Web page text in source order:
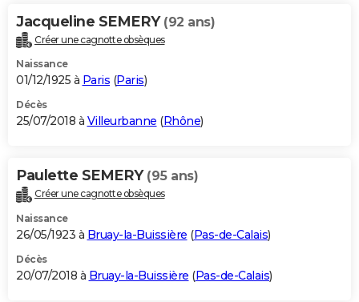
Jacqueline SEMERY (92 ans)
Créer une cagnotte obsèques
Naissance
01/12/1925 à Paris (Paris)
Décès
25/07/2018 à Villeurbanne (Rhône)
Paulette SEMERY (95 ans)
Créer une cagnotte obsèques
Naissance
26/05/1923 à Bruay-la-Buissière (Pas-de-Calais)
Décès
20/07/2018 à Bruay-la-Buissière (Pas-de-Calais)